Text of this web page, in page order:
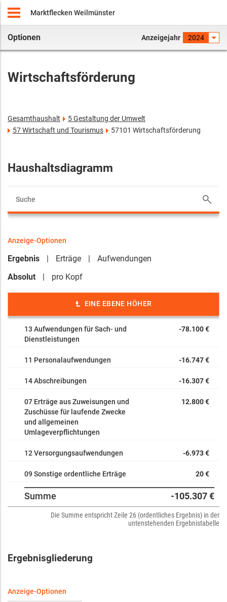
Marktflecken Weilmünster
Optionen Anzeigejahr 2024
Wirtschaftsförderung
Gesamthaushalt
5 Gestaltung der Umwelt
57 Wirtschaft und Tourismus
57101 Wirtschaftsförderung
Haushaltsdiagramm
Anzeige-Optionen
Ergebnis Erträge
Aufwendungen
Absolut
pro Kopf
EINE EBENE HÖHER
13 Aufwendungen für Sach- und
Dienstleistungen
-78.100 €
11 Personalaufwendungen -16.747 €
14 Abschreibungen -16.307 €
07 Erträge aus Zuweisungen und
Zuschüsse für laufende Zwecke
und allgemeinen
Umlageverpflichtungen
12.800 €
12 Versorgungsaufwendungen -6.973 €
09 Sonstige ordentliche Erträge 20 €
Summe -105.307 €
Die Summe entspricht Zeile 26 (ordentliches Ergebnis) in der
untenstehenden Ergebnistabelle
Ergebnisgliederung
Anzeige-Optionen